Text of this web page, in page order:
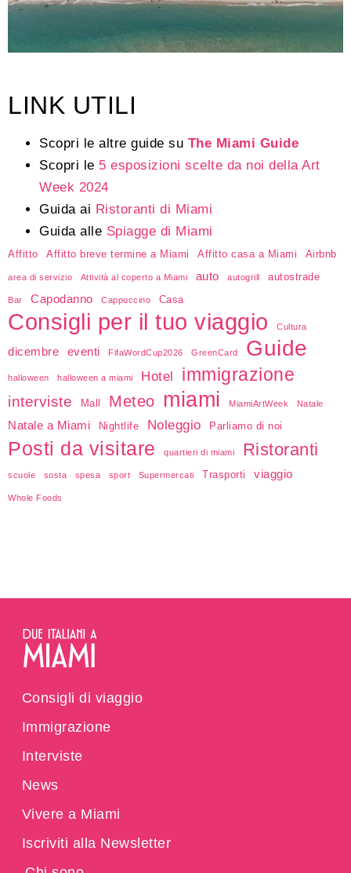
LINK UTILI
Scopri le altre guide su The Miami Guide
Scopri le 5 esposizioni scelte da noi della Art
Week 2024
Guida ai Ristoranti di Miami
Guida alle Spiagge di Miami
Affitto Affitto breve termine a Miami Affitto casa a Miami Airbnb
area di servizio Attività al coperto a Miami auto autogrill autostrade
Bar Capodanno Cappuccino Casa
Consigli per il tuo viaggio Cultura
dicembre eventi FifaWordCup2026 GreenCard Guide
halloween halloween a miami Hotel immigrazione
interviste Mall Meteo miami MiamiArtWeek Natale
Natale a Miami Nightlife Noleggio Parliamo di noi
Posti da visitare quartieri di miami Ristoranti
scuole sosta spesa sport Supermercati Trasporti viaggio
Whole Foods
Consigli di viaggio
Immigrazione
Interviste
News
Vivere a Miami
Iscriviti alla Newsletter